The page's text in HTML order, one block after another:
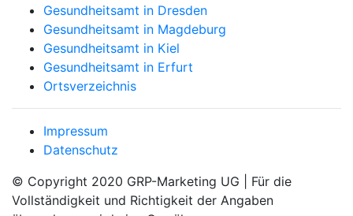
Gesundheitsamt in Dresden
Gesundheitsamt in Magdeburg
Gesundheitsamt in Kiel
Gesundheitsamt in Erfurt
Ortsverzeichnis
Impressum
Datenschutz
© Copyright 2020 GRP-Marketing UG | Für die
Vollständigkeit und Richtigkeit der Angaben